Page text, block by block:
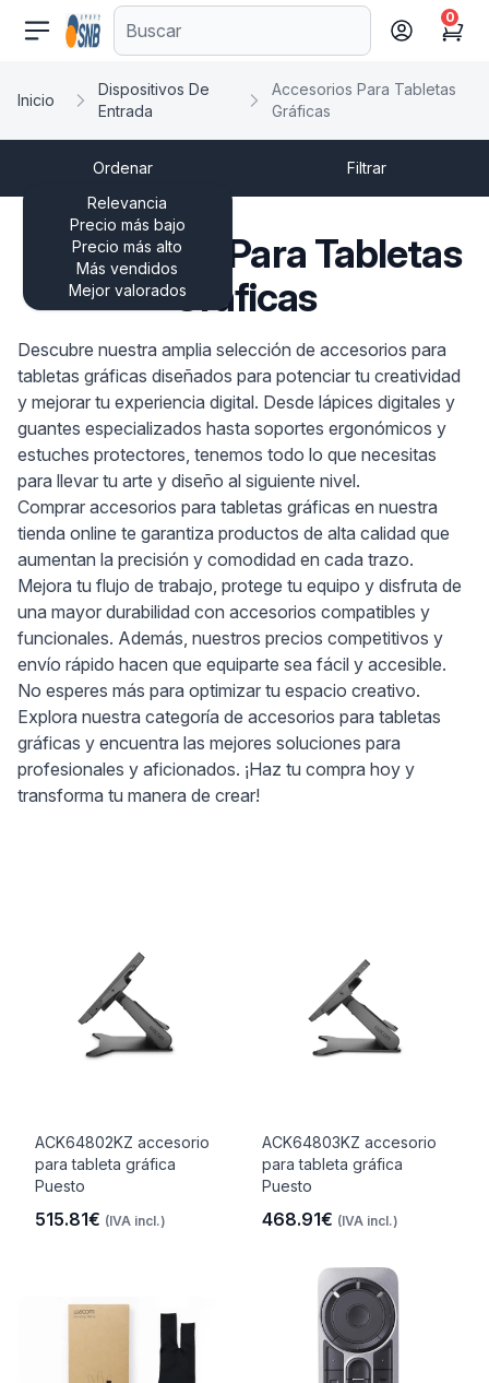
comercioseguro.es
Cart
0
Inicio
Dispositivos De
Entrada
Accesorios Para Tabletas
Gráficas
Ordenar
Relevancia
Precio más bajo
Precio más alto
Más vendidos
Mejor valorados
Filtrar
Accesorios Para Tabletas
Gráficas
Descubre nuestra amplia selección de accesorios para
tabletas gráficas diseñados para potenciar tu creatividad
y mejorar tu experiencia digital. Desde lápices digitales y
guantes especializados hasta soportes ergonómicos y
estuches protectores, tenemos todo lo que necesitas
para llevar tu arte y diseño al siguiente nivel.
Comprar accesorios para tabletas gráficas en nuestra
tienda online te garantiza productos de alta calidad que
aumentan la precisión y comodidad en cada trazo.
Mejora tu flujo de trabajo, protege tu equipo y disfruta de
una mayor durabilidad con accesorios compatibles y
funcionales. Además, nuestros precios competitivos y
envío rápido hacen que equiparte sea fácil y accesible.
No esperes más para optimizar tu espacio creativo.
Explora nuestra categoría de accesorios para tabletas
gráficas y encuentra las mejores soluciones para
profesionales y aficionados. ¡Haz tu compra hoy y
transforma tu manera de crear!
ACK64802KZ accesorio
para tableta gráfica
Puesto
515.81€ (IVA incl.)
ACK64803KZ accesorio
para tableta gráfica
Puesto
468.91€ (IVA incl.)